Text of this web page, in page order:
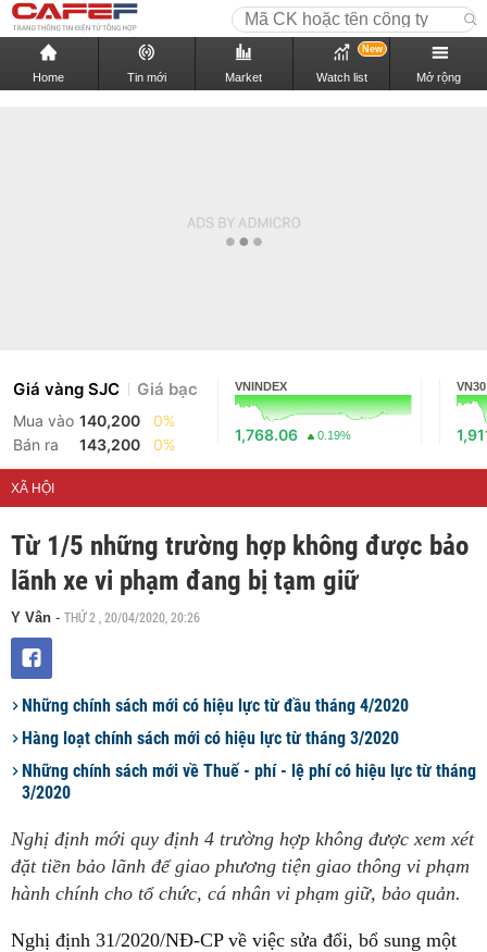
Home Tin mới Market Watch list
New
Mở rộng
Giá vàng SJC Giá bạc
Mua vào 140,200
0%
Bán ra
143,200 0%
VNINDEX
1,768.06 0.19%
VN30
XÃ HỘI
Từ 1/5 những trường hợp không được bảo
lãnh xe vi phạm đang bị tạm giữ
Y Vân - THỨ 2 , 20/04/2020, 20:26
Những chính sách mới có hiệu lực từ đầu tháng 4/2020
Hàng loạt chính sách mới có hiệu lực từ tháng 3/2020
Những chính sách mới về Thuế - phí - lệ phí có hiệu lực từ tháng
3/2020
Nghị định mới quy định 4 trường hợp không được xem xét
đặt tiền bảo lãnh để giao phương tiện giao thông vi phạm
hành chính cho tổ chức, cá nhân vi phạm giữ, bảo quản.
Nghị định 31/2020/NĐ-CP về việc sửa đổi, bổ sung một